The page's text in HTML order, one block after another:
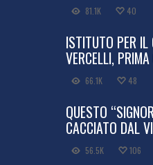
81.1K 40
ISTITUTO PER IL
VERCELLI,
66.1K 48
QUESTO
CACCIATO DAL
56.5K 106